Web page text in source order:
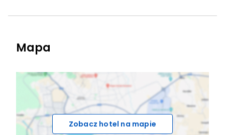
Mapa
Zobacz hotel na mapie